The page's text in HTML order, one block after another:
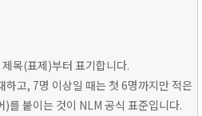
목(표제)부터 표기합니다.
하고, 7명 이상일 때는 첫 6명까지만 적은
)를 붙이는 것이 NLM 공식 표준입니다.